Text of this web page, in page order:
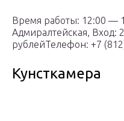
Время работы: 12:00 —
Адмиралтейская, Вход:
рублейТелефон: +7
Кунсткамера